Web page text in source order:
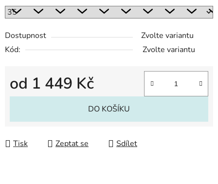
Dostupnost
Zvolte variantu
Kód:
Zvolte variantu
od 1 449 Kč
Měrná cena:
DO KOŠÍKU
Tisk Zeptat se Sdílet